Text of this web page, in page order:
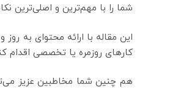
شما را با مهم‌ترین و اصلی‌ترین
این مقاله با ارائه محتوای به
کارهای روزمره یا تخصصی اقدام
هم چنین شما مخاطبین عزیز